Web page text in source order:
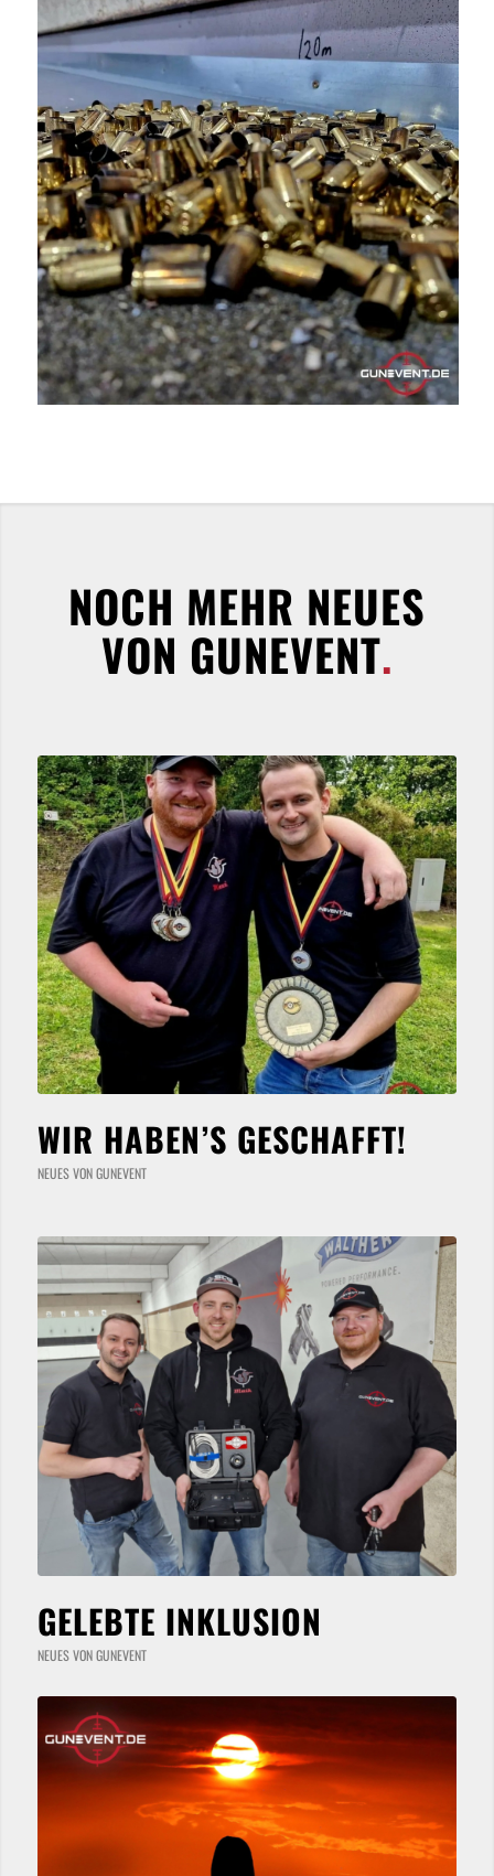
NOCH MEHR NEUES
VON GUNEVENT.
WIR HABEN’S GESCHAFFT!
NEUES VON GUNEVENT
GELEBTE INKLUSION
NEUES VON GUNEVENT